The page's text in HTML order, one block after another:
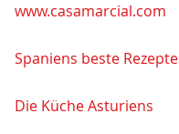
www.casamarcial.com
Spaniens beste Rezepte
Die Küche Asturiens